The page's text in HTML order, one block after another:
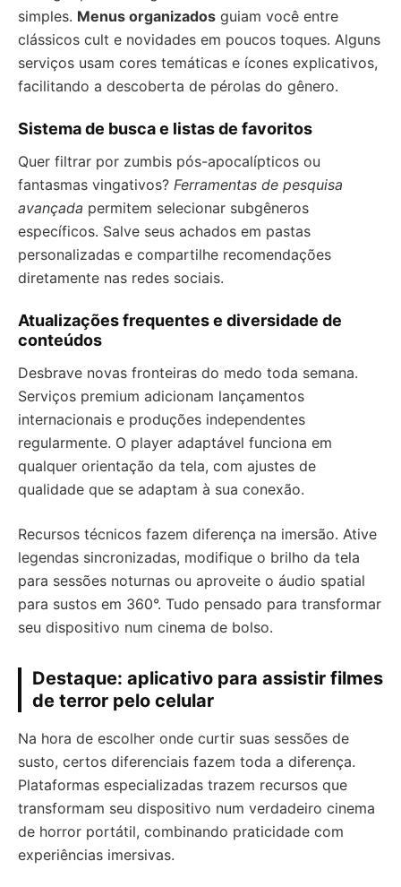
simples. Menus organizados guiam você entre
clássicos cult e novidades em poucos toques. Alguns
serviços usam cores temáticas e ícones explicativos,
facilitando a descoberta de pérolas do gênero.
Sistema de busca e listas de favoritos
Quer filtrar por zumbis pós-apocalípticos ou
fantasmas vingativos? Ferramentas de pesquisa
avançada permitem selecionar subgêneros
específicos. Salve seus achados em pastas
personalizadas e compartilhe recomendações
diretamente nas redes sociais.
Atualizações frequentes e diversidade de
conteúdos
Desbrave novas fronteiras do medo toda semana.
Serviços premium adicionam lançamentos
internacionais e produções independentes
regularmente. O player adaptável funciona em
qualquer orientação da tela, com ajustes de
qualidade que se adaptam à sua conexão.
Recursos técnicos fazem diferença na imersão. Ative
legendas sincronizadas, modifique o brilho da tela
para sessões noturnas ou aproveite o áudio spatial
para sustos em 360°. Tudo pensado para transformar
seu dispositivo num cinema de bolso.
Destaque: aplicativo para assistir filmes
de terror pelo celular
Na hora de escolher onde curtir suas sessões de
susto, certos diferenciais fazem toda a diferença.
Plataformas especializadas trazem recursos que
transformam seu dispositivo num verdadeiro cinema
de horror portátil, combinando praticidade com
experiências imersivas.